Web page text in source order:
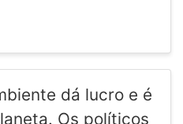
dá lucro e é
Os políticos